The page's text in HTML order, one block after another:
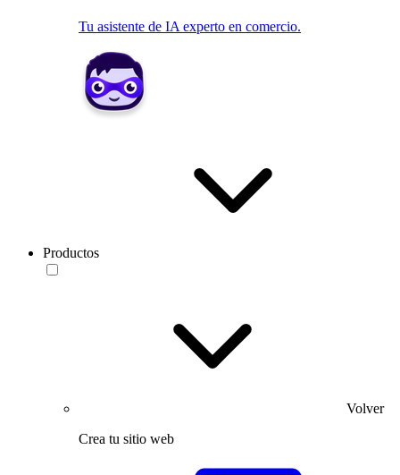
Tu asistente de IA experto en comercio.
Productos
Volver
Crea tu sitio web